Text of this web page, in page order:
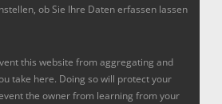
ob Sie Ihre Daten erfassen lassen
this website from aggregating and
take here. Doing so will protect your
the owner from learning from your